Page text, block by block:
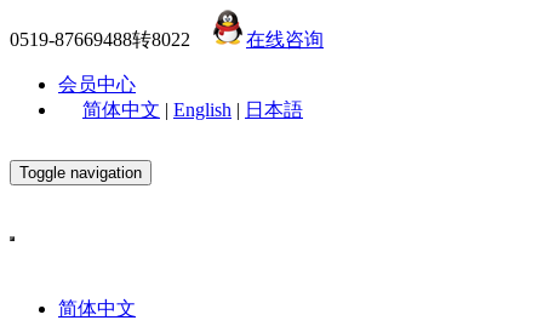
0519-87669488转8022 在线咨询
会员中心
简体中文 | English | 日本語
Toggle navigation
简体中文